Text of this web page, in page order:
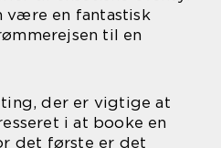
være en fantastisk
til en
der er vigtige at
i at booke en
det første er det